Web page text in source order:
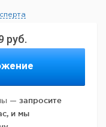
руб.
— запросите
и мы